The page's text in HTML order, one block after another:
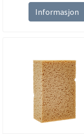
Informasjon